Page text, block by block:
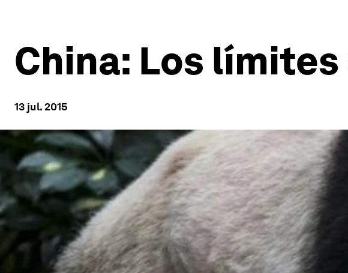
China: Los
13 jul. 2015